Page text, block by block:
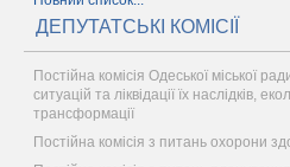
ДЕПУТАТСЬКІ КОМІСІЇ
Постійна комісія Одеської міської
ситуацій та ліквідації їх наслідків,
трансформації
Постійна комісія з питань охорони